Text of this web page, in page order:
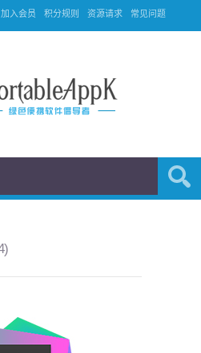
加入会员 积分规则 资源请求 常见问题